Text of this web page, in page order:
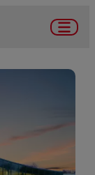
Menu